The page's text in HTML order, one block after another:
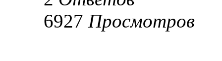
6927 Просмотров